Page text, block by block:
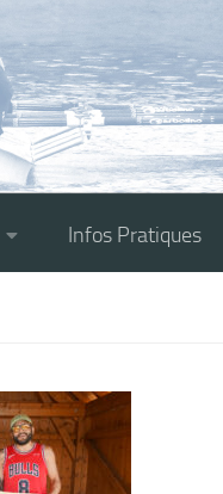
Infos Pratiques